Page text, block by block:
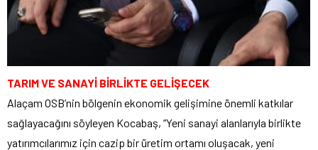
TARIM VE SANAYİ BİRLİKTE GELİŞECEK
Alaçam OSB’nin bölgenin ekonomik gelişimine önemli katkılar
sağlayacağını söyleyen Kocabaş, “Yeni sanayi alanlarıyla birlikte
yatırımcılarımız için cazip bir üretim ortamı oluşacak, yeni